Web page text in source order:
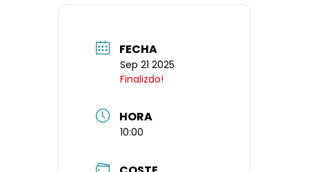
FECHA
Sep 21 2025
Finalizdo!
HORA
10:00